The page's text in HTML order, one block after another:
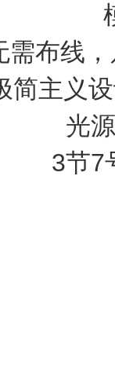
需布线
简主义
光
3节7